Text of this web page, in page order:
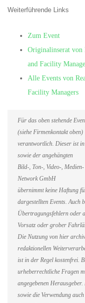
Weiterführende Links
Zum Event
Originalinserat von
and Facility
Alle Events von
Facility Managers
Für das oben stehende
(siehe Firmenkontakt oben)
verantwortlich. Dieser ist
sowie der angehängten
Bild-, Ton-, Video-,
Network GmbH
übernimmt keine Haftung
dargestellten Events. Auch
Übertragungsfehlern oder
Vorsatz oder grober
Die Nutzung von hier
redaktionellen
ist in der Regel kostenfrei.
urheberrechtliche Fragen
angegebenen
sowie die Verwendung